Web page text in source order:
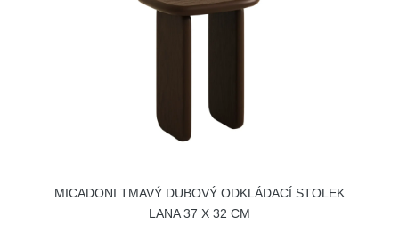
MICADONI TMAVÝ DUBOVÝ ODKLÁDACÍ STOLEK
LANA 37 X 32 CM